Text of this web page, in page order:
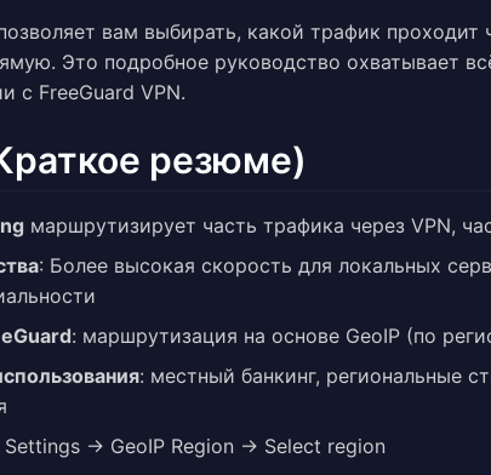
вам выбирать, какой трафик проходит
Это подробное руководство охватывает
с FreeGuard VPN.
резюме)
маршрутизирует часть трафика через VPN,
: Более высокая скорость для локальных
: маршрутизация на основе GeoIP (по
: местный банкинг, региональные
Settings → GeoIP Region → Select region